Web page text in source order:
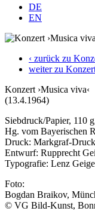
DE
EN
‹ zurück zu
weiter zu
Konzert ›Musica viva‹
(13.4.1964)
Siebdruck/Papier, 110
Hg. vom Bayerischen
Druck: Markgraf-
Entwurf: Rupprecht
Typografie: Lenz
Foto:
Bogdan Braikov,
© VG Bild-Kunst,